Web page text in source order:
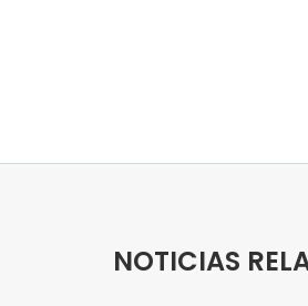
NOTICIAS